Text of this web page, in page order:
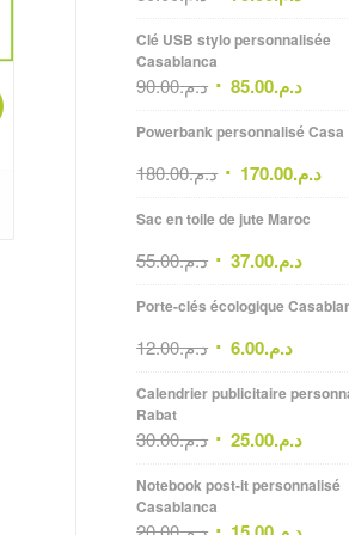
Clé USB stylo personnalisée
Casablanca
د.م.90.00 د.م.85.00
Powerbank personnalisé Casa
د.م.180.00 د.م.170.00
Sac en toile de jute Maroc
د.م.55.00 د.م.37.00
Porte-clés écologique
د.م.12.00 د.م.6.00
Calendrier publicitaire
Rabat
د.م.30.00 د.م.25.00
Notebook post-it personnalisé
Casablanca